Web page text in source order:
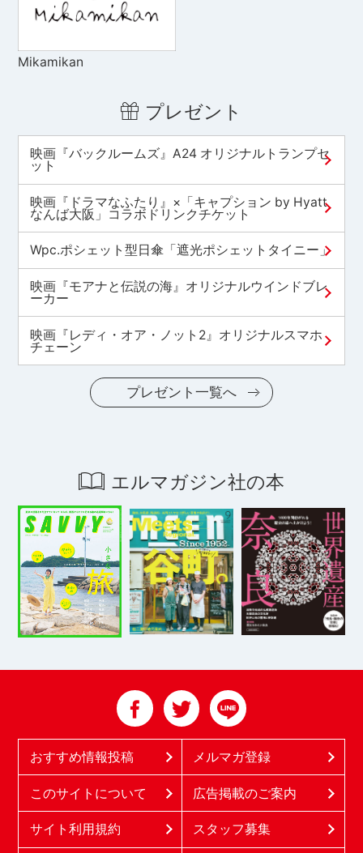
Mikamikan
プレゼント
映画『バックルームズ』A24 オリジナルトランプセ
ット
映画『ドラマなふたり』×「キャプション by Hyatt
なんば大阪」コラボドリンクチケット
Wpc.ポシェット型日傘「遮光ポシェットタイニー」
映画『モアナと伝説の海』オリジナルウインドブレ
ーカー
映画『レディ・オア・ノット2』オリジナルスマホ
チェーン
プレゼント一覧へ
エルマガジン社の本
おすすめ情報投稿 メルマガ登録
このサイトについて 広告掲載のご案内
サイト利用規約 スタッフ募集